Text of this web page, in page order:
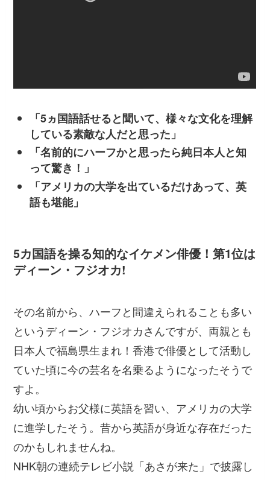
「5ヵ国語話せると聞いて、様々な文化を理解
している素敵な人だと思った」
「名前的にハーフかと思ったら純日本人と知
って驚き！」
「アメリカの大学を出ているだけあって、英
語も堪能」
5カ国語を操る知的なイケメン俳優！第1位は
ディーン・フジオカ!
その名前から、ハーフと間違えられることも多い
というディーン・フジオカさんですが、両親とも
日本人で福島県生まれ！香港で俳優として活動し
ていた頃に今の芸名を名乗るようになったそうで
すよ。
幼い頃からお父様に英語を習い、アメリカの大学
に進学したそう。昔から英語が身近な存在だった
のかもしれませんね。
NHK朝の連続テレビ小説「あさが来た」で披露し